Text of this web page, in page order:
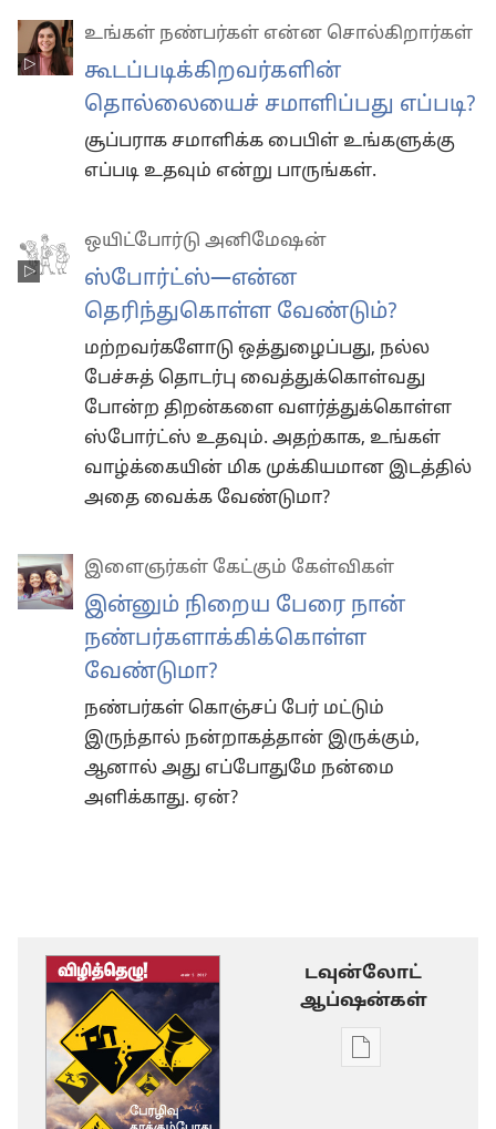
உங்கள் நண்பர்கள் என்ன சொல்கிறார்கள்
கூடப்படிக்கிறவர்களின்
தொல்லையைச் சமாளிப்பது எப்படி?
சூப்பராக சமாளிக்க பைபிள் உங்களுக்கு
எப்படி உதவும் என்று பாருங்கள்.
ஒயிட்போர்டு அனிமேஷன்
ஸ்போர்ட்ஸ்—என்ன
தெரிந்துகொள்ள வேண்டும்?
மற்றவர்களோடு ஒத்துழைப்பது, நல்ல
பேச்சுத் தொடர்பு வைத்துக்கொள்வது
போன்ற திறன்களை வளர்த்துக்கொள்ள
ஸ்போர்ட்ஸ் உதவும். அதற்காக, உங்கள்
வாழ்க்கையின் மிக முக்கியமான இடத்தில்
அதை வைக்க வேண்டுமா?
இளைஞர்கள் கேட்கும் கேள்விகள்
இன்னும் நிறைய பேரை நான்
நண்பர்களாக்கிக்கொள்ள
வேண்டுமா?
நண்பர்கள் கொஞ்சப் பேர் மட்டும்
இருந்தால் நன்றாகத்தான் இருக்கும்,
ஆனால் அது எப்போதுமே நன்மை
அளிக்காது. ஏன்?
டவுன்லோட்
ஆப்ஷன்கள்
டிஜிட்டல்